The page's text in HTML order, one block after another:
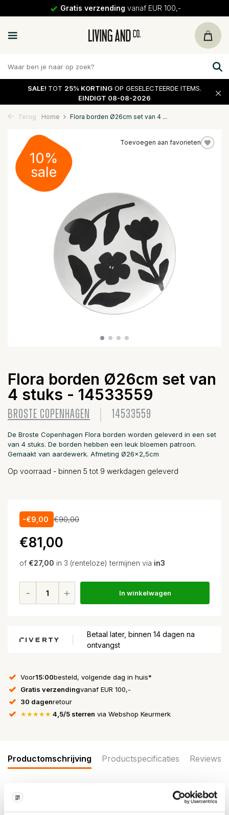
Gratis verzending vanaf EUR 100,-
SALE! TOT 25% KORTING OP GESELECTEERDE ITEMS.
EINDIGT 08-08-2026
Terug Home Flora borden Ø26cm set van 4 ...
Toevoegen aan favorieten
10%
sale
Flora borden Ø26cm set van
4 stuks - 14533559
BROSTE COPENHAGEN 14533559
De Broste Copenhagen Flora borden worden geleverd in een set
van 4 stuks. De borden hebben een leuk bloemen patroon.
Gemaakt van aardewerk. Afmeting Ø26x2,5cm
Op voorraad - binnen 5 tot 9 werkdagen geleverd
-€9,00 €90,00
€81,00
of €27,00 in 3 (renteloze) termijnen via in3
In winkelwagen
Betaal later, binnen 14 dagen na
ontvangst
Voor15:00besteld, volgende dag in huis*
Gratis verzendingvanaf EUR 100,-
30 dagenretour
★★★★★ 4,5/5 sterren via Webshop Keurmerk
Productomschrijving Productspecificaties Reviews
De Broste Copenhagen Flora borden worden geleverd in een set